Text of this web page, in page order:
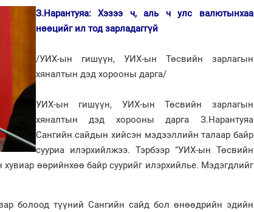
З.Нарантуяа: Хэзээ ч, аль ч улс валютынхаа
нөөцийг ил тод зарладаггүй
/УИХ-ын гишүүн, УИХ-ын Төсвийн зарлагын
хяналтын дэд хорооны дарга/
УИХ-ын гишүүн, УИХ-ын Төсвийн зарлагын
хяналтын дэд хорооны дарга З.Нарантуяа
Сангийн сайдын хийсэн мэдээллийн талаар байр
сууриа илэрхийлжээ. Тэрбээр “УИХ-ын Төсвийн
өөрийнхөө байр суурийг илэрхийлье. Мэдэгдлийг
болоод түүний Сангийн сайд бол өнөөдрийн эдийн